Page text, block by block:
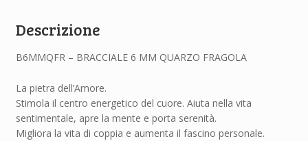
Descrizione
B6MMQFR – BRACCIALE 6 MM QUARZO FRAGOLA
La pietra dell’Amore.
Stimola il centro energetico del cuore. Aiuta nella vita
sentimentale, apre la mente e porta serenità.
Migliora la vita di coppia e aumenta il fascino personale.